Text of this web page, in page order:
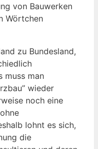
von Bauwerken
Wörtchen
zu Bundesland,
muss man
wieder
noch eine
lohnt es sich,
die